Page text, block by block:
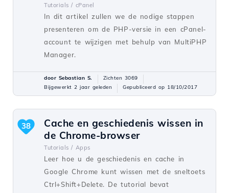
Tutorials / cPanel
In dit artikel zullen we de nodige stappen
presenteren om de PHP-versie in een cPanel-
account te wijzigen met behulp van MultiPHP
Manager.
door Sebastian S.
Zichten 3069
Bijgewerkt 2 jaar geleden
Gepubliceerd op 18/10/2017
Cache en geschiedenis wissen in
de Chrome-browser
Tutorials / Apps
Leer hoe u de geschiedenis en cache in
Google Chrome kunt wissen met de sneltoets
Ctrl+Shift+Delete. De tutorial bevat
38